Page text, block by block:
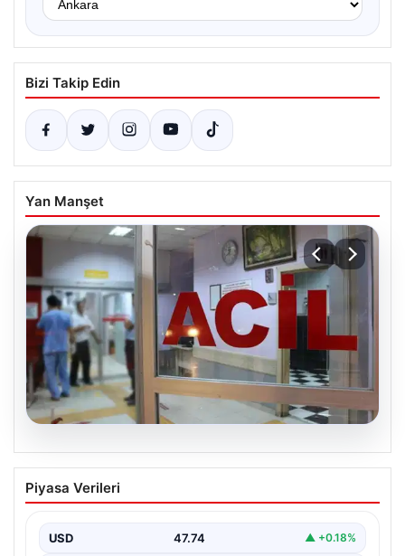
Bizi Takip Edin
Yan Manşet
Ambulans ile otomobil çarpıştı: 3’ü
sağlık çalışanı 5 yaralı
Piyasa Verileri
USD 47.74 ▲ +0.18%